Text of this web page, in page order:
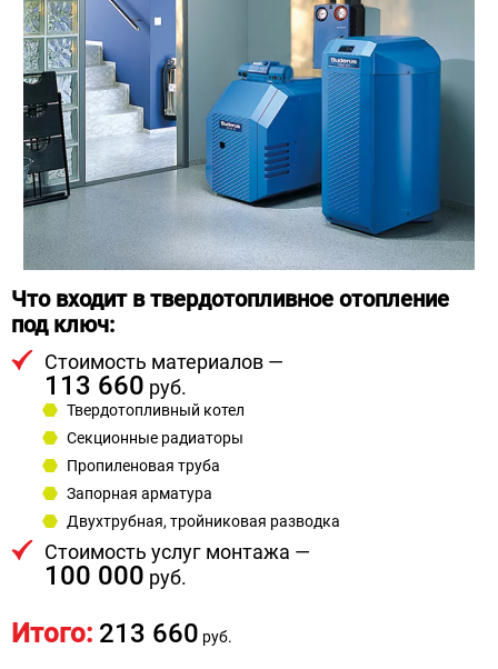
Что входит в твердотопливное отопление
под ключ:
Стоимость материалов —
113 660 руб.
Твердотопливный котел
Секционные радиаторы
Пропиленовая труба
Запорная арматура
Двухтрубная, тройниковая разводка
Стоимость услуг монтажа —
100 000 руб.
Итого: 213 660 руб.